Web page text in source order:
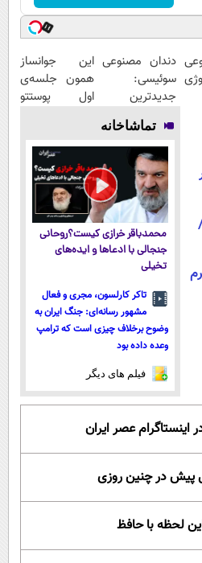
دندان مصنوعی
سوئیسی:
جدیدترین
فناوری اروپا،
سبک و مقاوم |
پرداخت قسطی
این جوانساز
همون جلسه‌ی
اول پوستتو
ماندگاری داره
تماشاخانه
محمدباقر خرازی کیست؟روحانی
جنجالی با ادعاها و ایده‌های
تخیلی
تاکر کارلسون، مجری و فعال
مشهور رسانه‌ای: جنگ ایران به
وضوح برخلاف چیزی است که ترامپ
وعده داده بود
فیلم های دیگر
عصر ایران
لحظه با حافظ